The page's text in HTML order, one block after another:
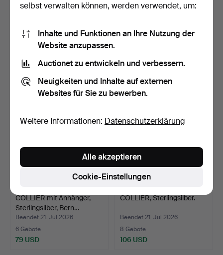
COLLIER mit Anhänger,
Silber, Bergslagsste…
Beendet 22. Jul 2026
3 Gebote
COLLIER, Sterlingsilber.
14 Gebote
COLLIER mit Anhänger,
Sterlingsilber, Bern…
Beendet 21. Jul 2026
6 Gebote
79 USD
COLLIER, Sterlingsilber.
Beendet 21. Jul 2026
8 Gebote
106 USD
selbst verwalten können, werden verwendet, um:
Inhalte und Funktionen an Ihre Nutzung der
Website anzupassen.
Auctionet zu entwickeln und verbessern.
Neuigkeiten und Inhalte auf externen
Websites für Sie zu bewerben.
Weitere Informationen: Datenschutzerklärung
Cookie-Einstellungen
Alle akzeptieren